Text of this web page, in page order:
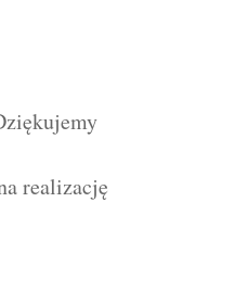
realizację